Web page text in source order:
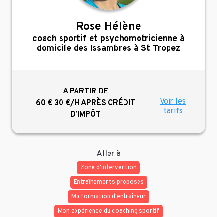
Rose Hélène
coach sportif et psychomotricienne à
domicile des Issambres à St Tropez
A PARTIR DE
60 €30 €/HAPRÈS CRÉDIT
D’IMPÔT
Voir les
tarifs
Aller à
Zone d'intervention
Entraînements proposés
Ma formation d'entraîneur
Mon expérience du coaching sportif